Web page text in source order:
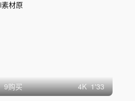
9购买 4K 1'33